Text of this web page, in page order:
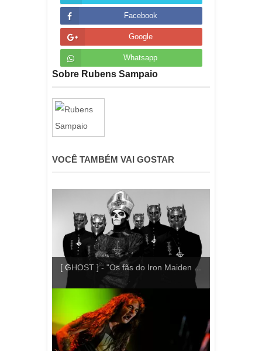
Facebook
Google
Whatsapp
Sobre Rubens Sampaio
VOCÊ TAMBÉM VAI GOSTAR
[ GHOST ] - "Os fãs do Iron Maiden ...